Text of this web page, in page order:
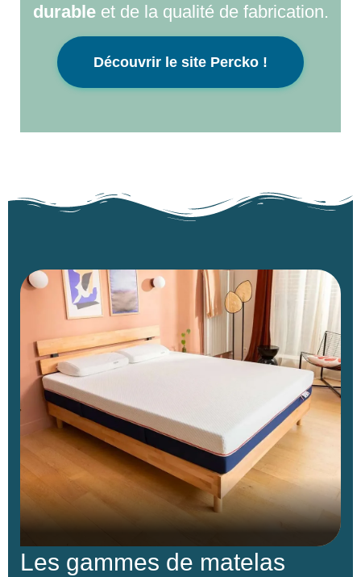
durableet de la qualité de fabrication.
Découvrir le site Percko !
Les gammes de matelas